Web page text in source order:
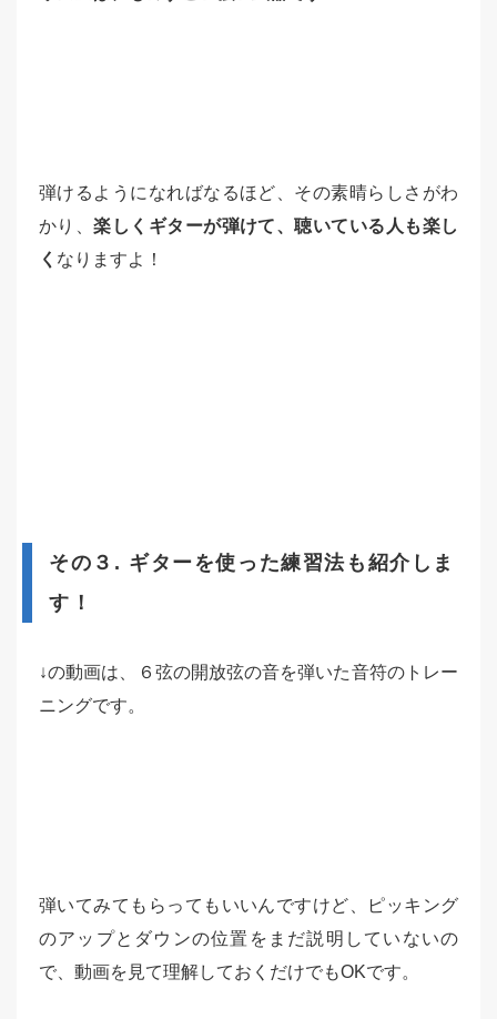
弾けるようになればなるほど、その素晴らしさがわ
かり、楽しくギターが弾けて、聴いている人も楽し
く なりますよ！
その３. ギターを使った練習法も紹介しま
す！
↓の動画は、６弦の開放弦の音を弾いた音符のトレー
ニングです。
弾いてみてもらってもいいんですけど、ピッキング
のアップとダウンの位置をまだ説明していないの
で、動画を見て理解しておくだけでもOKです。